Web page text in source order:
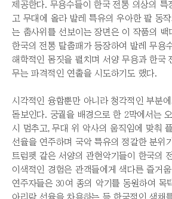
제공한다. 무용수들이 한국 전통 의상의 특
고 무대에 올라 발레 특유의 우아한 팔 동
는 춤사위를 선보이는 장면은 이 작품의 백
한국의 전통 탈춤패가 등장하여 발레 무용
해학적인 몸짓을 펼치며 서양 무용과 한국
무는 파격적인 연출을 시도하기도 했다.
시각적인 융합뿐만 아니라 청각적인 부분
돋보인다. 궁궐을 배경으로 한 2막에서는
시 멈추고, 무대 위 악사의 움직임에 맞춰
선율을 연주하며 국악 특유의 정갈한 분위
트럼펫 같은 서양의 관현악기들이 한국의
이색적인 경험은 관객들에게 색다른 즐거
연주자들은 30여 종의 악기를 동원하여 목
아리랑 선율을 차용하는 등 한국적인 색채